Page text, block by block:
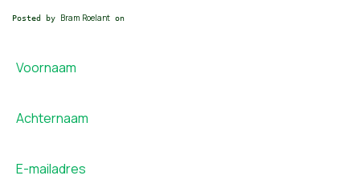
Posted by Bram Roelant on
Voornaam
Achternaam
E-mailadres